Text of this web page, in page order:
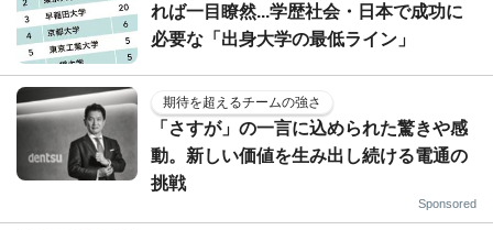
れば一目瞭然...学歴社会・日本で成功に
必要な「出身大学の最低ライン」
期待を超えるチームの強さ
「さすが」の一言に込められた驚きや感
動。新しい価値を生み出し続ける電通の
挑戦
Sponsored